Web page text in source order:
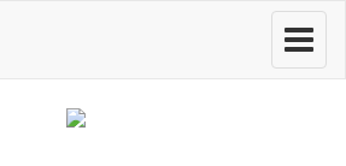
Toggle